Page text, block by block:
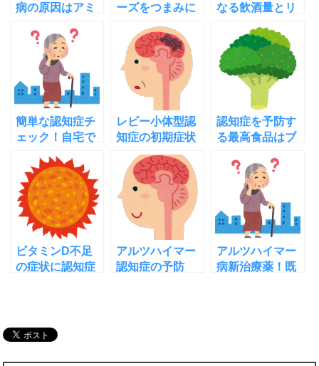
病の原因はアミ
の悪さ？睡眠が
関係？
ーズをつまみに
予防！摂取量
は？
なる飲酒量とリ
酒量！その理由
は？
簡単な認知症チ
ェック！自宅で
法で早期発見を
しよう
レビー小体型認
知症の初期症状
に注意！家庭で
わかる特徴と対
策
認知症を予防す
る最高食品はブ
の理由と食べ方
ビタミンD不足
の症状に認知症
アルツハイマー
認知症の予防
アルツハイマー
病新治療薬！既